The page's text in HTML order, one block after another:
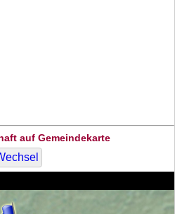
auf Gemeindekarte